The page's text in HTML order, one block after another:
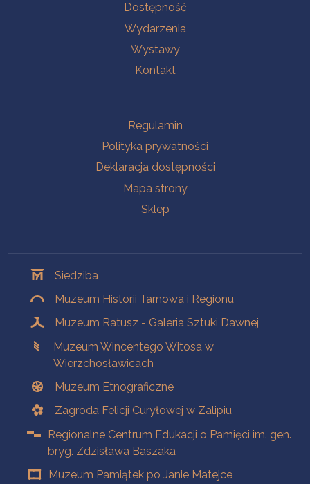
Dostępność
Wydarzenia
Wystawy
Kontakt
Regulamin
Polityka prywatności
Deklaracja dostępności
Mapa strony
Sklep
Siedziba
Muzeum Historii Tarnowa i Regionu
Muzeum Ratusz - Galeria Sztuki Dawnej
Muzeum Wincentego Witosa w
Wierzchosławicach
Muzeum Etnograficzne
Zagroda Felicji Curyłowej w Zalipiu
Regionalne Centrum Edukacji o Pamięci im. gen.
bryg. Zdzisława Baszaka
Muzeum Pamiątek po Janie Matejce